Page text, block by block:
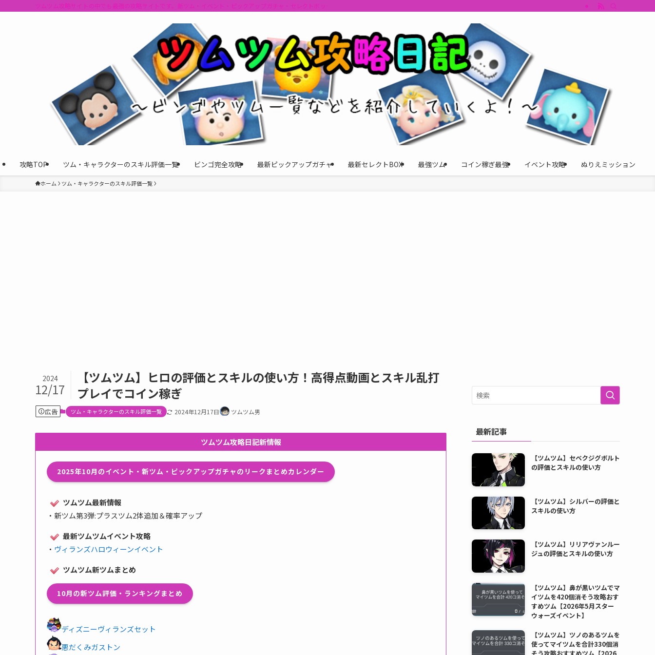
ツムツム攻略サイトの中でも最強の攻略サイトです。新ツム・イベント・ピックアップガチャ・セレクトボックスの情報を最速で提供しビンゴのおすすめツム・キャラ評価も丁寧に解説。ツムツムイベント、ツムツム攻略、ツムツ
攻略TOP ツム・キャラクターのスキル評価一覧 ビンゴ完全攻略 最新ピックアップガチャ 最新セレクトBOX 最強ツム コイン稼ぎ最強 イベント攻略 ぬりえミッション
ホーム ツム・キャラクターのスキル評価一覧
【ツムツム】ヒロの評価とスキルの使い方！高得点動画とスキル乱打
プレイでコイン稼ぎ
2024
12/17
広告 ツム・キャラクターのスキル評価一覧 2024年12月17日 ツムツム男
ツムツム攻略日記新情報
2025年10月のイベント・新ツム・ピックアップガチャのリークまとめカレンダー
ツムツム最新情報
・ 新ツム第3弾:プラスツム2体追加＆確率アップ
最新ツムツムイベント攻略
・ ヴィランズハロウィーンイベント
ツムツム新ツムまとめ
10月の新ツム評価・ランキングまとめ
ディズニーヴィランズセット
悪だくみガストン
最新記事
【ツムツム】セベクジグボルト
の評価とスキルの使い方
【ツムツム】シルバーの評価と
スキルの使い方
【ツムツム】リリアヴァンルー
ジュの評価とスキルの使い方
【ツムツム】鼻が黒いツムでマ
イツムを420個消そう攻略おす
すめツム【2026年5月スター
ウォーズイベント】
【ツムツム】ツノのあるツムを
使ってマイツムを合計330個消